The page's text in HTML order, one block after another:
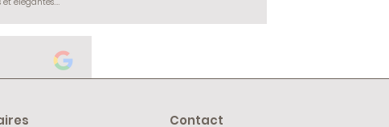
!
Contact